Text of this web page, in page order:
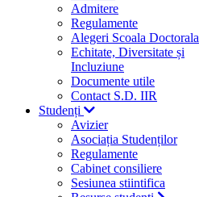
Admitere
Regulamente
Alegeri Scoala Doctorala
Echitate, Diversitate și
Incluziune
Documente utile
Contact S.D. IIR
Studenți
Avizier
Asociația Studenților
Regulamente
Cabinet consiliere
Sesiunea stiintifica